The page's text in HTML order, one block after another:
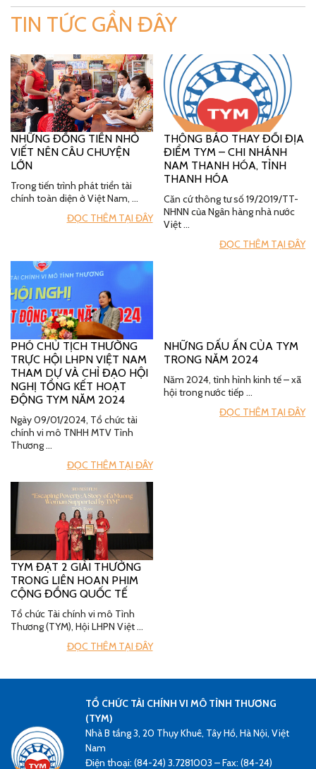
TIN TỨC GẦN ĐÂY
NHỮNG ĐỒNG TIỀN NHỎ
VIẾT NÊN CÂU CHUYỆN
LỚN
Trong tiến trình phát triển tài
chính toàn diện ở Việt Nam, …
ĐỌC THÊM TẠI ĐÂY
THÔNG BÁO THAY ĐỔI ĐỊA
ĐIỂM TYM – CHI NHÁNH
NAM THANH HÓA, TỈNH
THANH HÓA
Căn cứ thông tư số 19/2019/TT-
NHNN của Ngân hàng nhà nước
Việt …
ĐỌC THÊM TẠI ĐÂY
PHÓ CHỦ TỊCH THƯỜNG
TRỰC HỘI LHPN VIỆT NAM
THAM DỰ VÀ CHỈ ĐẠO HỘI
NGHỊ TỔNG KẾT HOẠT
ĐỘNG TYM NĂM 2024
Ngày 09/01/2024, Tổ chức tài
chính vi mô TNHH MTV Tình
Thương …
ĐỌC THÊM TẠI ĐÂY
NHỮNG DẤU ẤN CỦA TYM
TRONG NĂM 2024
Năm 2024, tình hình kinh tế – xã
hội trong nước tiếp …
ĐỌC THÊM TẠI ĐÂY
TYM ĐẠT 2 GIẢI THƯỞNG
TRONG LIÊN HOAN PHIM
CỘNG ĐỒNG QUỐC TẾ
Tổ chức Tài chính vi mô Tình
Thương (TYM), Hội LHPN Việt …
ĐỌC THÊM TẠI ĐÂY
TỔ CHỨC TÀI CHÍNH VI MÔ TÌNH THƯƠNG
(TYM)
Nhà B tầng 3, 20 Thụy Khuê, Tây Hồ, Hà Nội, Việt
Nam
Điện thoại: (84-24) 3.7281003 – Fax: (84-24)